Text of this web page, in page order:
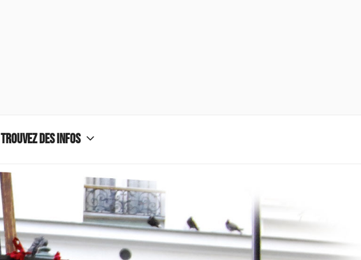
TROUVEZ DES INFOS